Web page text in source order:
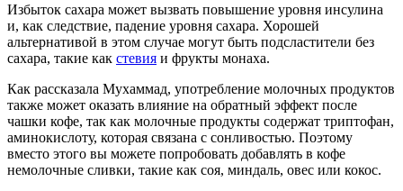
Избыток сахара может вызвать повышение уровня инсулина
и, как следствие, падение уровня сахара. Хорошей
альтернативой в этом случае могут быть подсластители без
сахара, такие как стевия и фрукты монаха.
Как рассказала Мухаммад, употребление молочных продуктов
также может оказать влияние на обратный эффект после
чашки кофе, так как молочные продукты содержат триптофан,
аминокислоту, которая связана с сонливостью. Поэтому
вместо этого вы можете попробовать добавлять в кофе
немолочные сливки, такие как соя, миндаль, овес или кокос.